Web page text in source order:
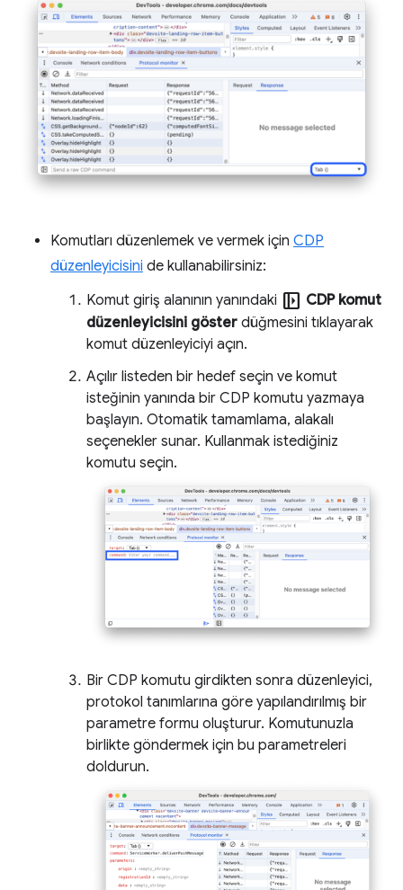
Komutları düzenlemek ve vermek için CDP
düzenleyicisini de kullanabilirsiniz:
Komut giriş alanının yanındaki left_panel_open CDP komut
düzenleyicisini göster düğmesini tıklayarak
komut düzenleyiciyi açın.
Açılır listeden bir hedef seçin ve komut
isteğinin yanında bir CDP komutu yazmaya
başlayın. Otomatik tamamlama, alakalı
seçenekler sunar. Kullanmak istediğiniz
komutu seçin.
Bir CDP komutu girdikten sonra düzenleyici,
protokol tanımlarına göre yapılandırılmış bir
parametre formu oluşturur. Komutunuzla
birlikte göndermek için bu parametreleri
doldurun.